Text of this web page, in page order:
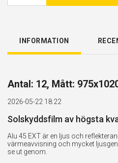
INFORMATION
Antal: 12, Mått:
2026-05-22 18:22
Solskyddsfilm av högsta
Alu 45 EXT är en ljus och
värmeavvisning och mycket
se ut genom.